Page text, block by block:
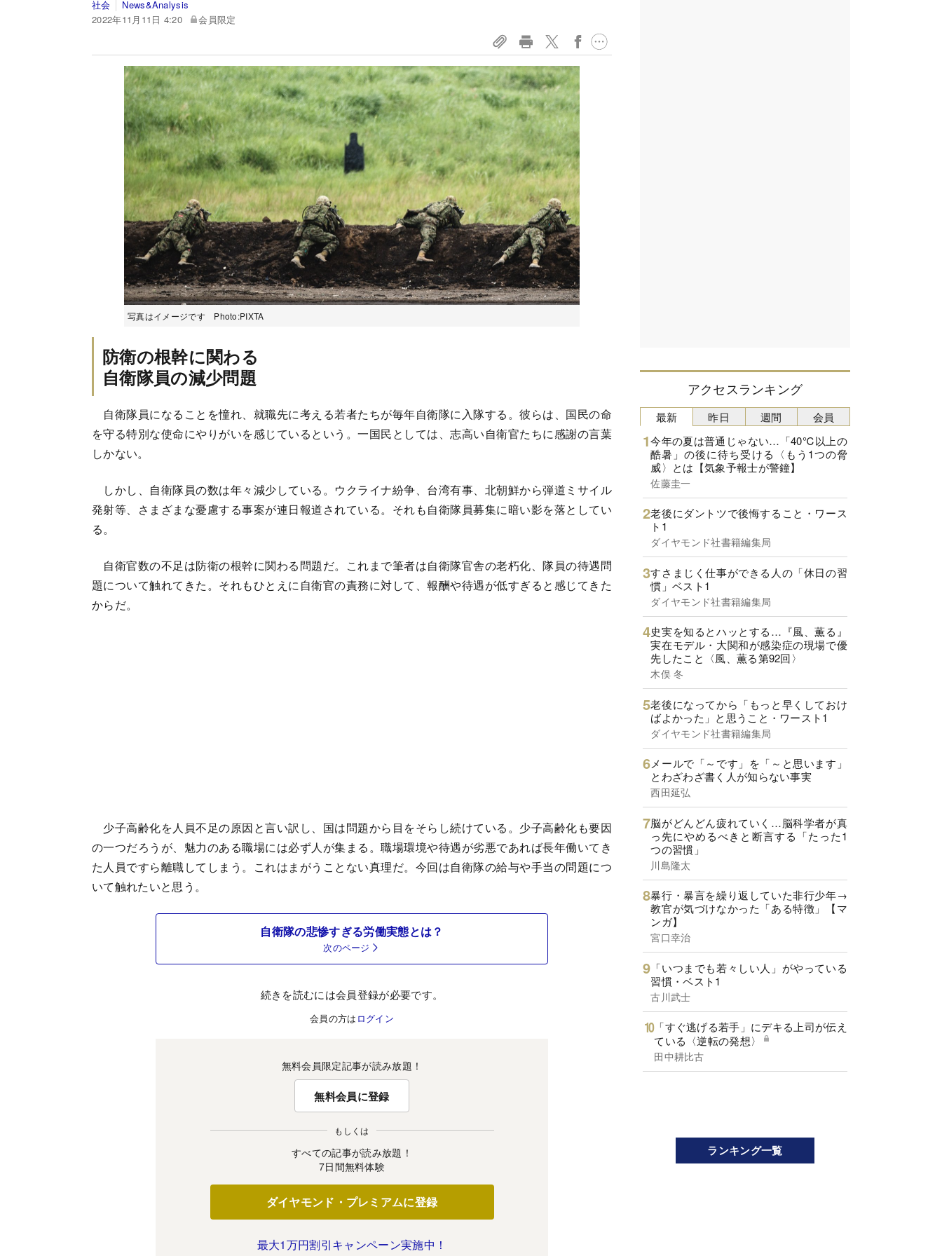
社会
News&Analysis
2022年11月11日 4:20
会員限定
写真はイメージです Photo:PIXTA
防衛の根幹に関わる
自衛隊員の減少問題
自衛隊員になることを憧れ、就職先に考える若者たちが毎年自衛隊に入隊する。彼らは、国民の命
を守る特別な使命にやりがいを感じているという。一国民としては、志高い自衛官たちに感謝の言葉
しかない。
しかし、自衛隊員の数は年々減少している。ウクライナ紛争、台湾有事、北朝鮮から弾道ミサイル
発射等、さまざまな憂慮する事案が連日報道されている。それも自衛隊員募集に暗い影を落としてい
る。
自衛官数の不足は防衛の根幹に関わる問題だ。これまで筆者は自衛隊官舎の老朽化、隊員の待遇問
題について触れてきた。それもひとえに自衛官の責務に対して、報酬や待遇が低すぎると感じてきた
からだ。
少子高齢化を人員不足の原因と言い訳し、国は問題から目をそらし続けている。少子高齢化も要因
の一つだろうが、魅力のある職場には必ず人が集まる。職場環境や待遇が劣悪であれば長年働いてき
た人員ですら離職してしまう。これはまがうことない真理だ。今回は自衛隊の給与や手当の問題につ
いて触れたいと思う。
自衛隊の悲惨すぎる労働実態とは？
次のページ
続きを読むには会員登録が必要です。
会員の方は ログイン
無料会員限定記事が読み放題！
無料会員に登録
もしくは
すべての記事が読み放題！
7日間無料体験
ダイヤモンド・プレミアムに登録
最大1万円割引キャンペーン実施中！
アクセスランキング
最新
今年の夏は普通じゃない…「40℃以上の
酷暑」の後に待ち受ける〈もう1つの脅
威〉とは【気象予報士が警鐘】
佐藤圭一
老後にダントツで後悔すること・ワース
ト1
ダイヤモンド社書籍編集局
すさまじく仕事ができる人の「休日の習
慣」ベスト1
ダイヤモンド社書籍編集局
史実を知るとハッとする…『風、薫る』
実在モデル・大関和が感染症の現場で優
先したこと〈風、薫る第92回〉
木俣 冬
老後になってから「もっと早くしておけ
ばよかった」と思うこと・ワースト1
ダイヤモンド社書籍編集局
メールで「～です」を「～と思います」
とわざわざ書く人が知らない事実
西田延弘
脳がどんどん疲れていく…脳科学者が真
っ先にやめるべきと断言する「たった1
つの習慣」
川島隆太
暴行・暴言を繰り返していた非行少年→
教官が気づけなかった「ある特徴」【マ
ンガ】
宮口幸治
「いつまでも若々しい人」がやっている
習慣・ベスト1
古川武士
「すぐ逃げる若手」にデキる上司が伝え
ている〈逆転の発想〉
田中耕比古
昨日 週間 会員
ランキング一覧